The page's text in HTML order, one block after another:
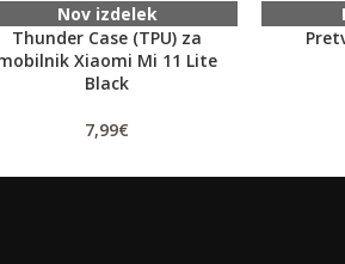
Nov izdelek
Thunder Case (TPU) za
Xiaomi Mi 11 Lite
Black
7,99€